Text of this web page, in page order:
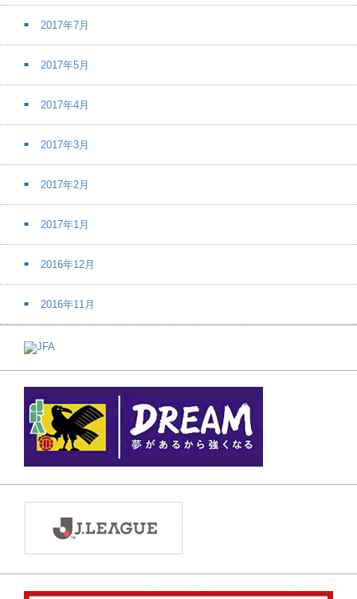
2017年7月
2017年5月
2017年4月
2017年3月
2017年2月
2017年1月
2016年12月
2016年11月